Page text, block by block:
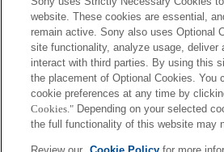
SEL14TC SEL20TC
SEL14TC
De brandpuntsafstand en het maximale diafragma
weergegeven met behulp van vergrotingswaarden.
website. These cookies are essential,
remain active. Sony also uses Optional
site functionality, analyze usage, deliver
interact with third parties. By using this
the placement of Optional Cookies. You
cookie preferences at any time by
Cookies." Depending on your selected
the full functionality of this website may